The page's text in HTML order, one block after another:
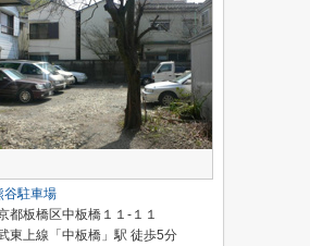
谷駐車場
都板橋区中板橋１１-１１
東上線「中板橋」駅 徒歩5分